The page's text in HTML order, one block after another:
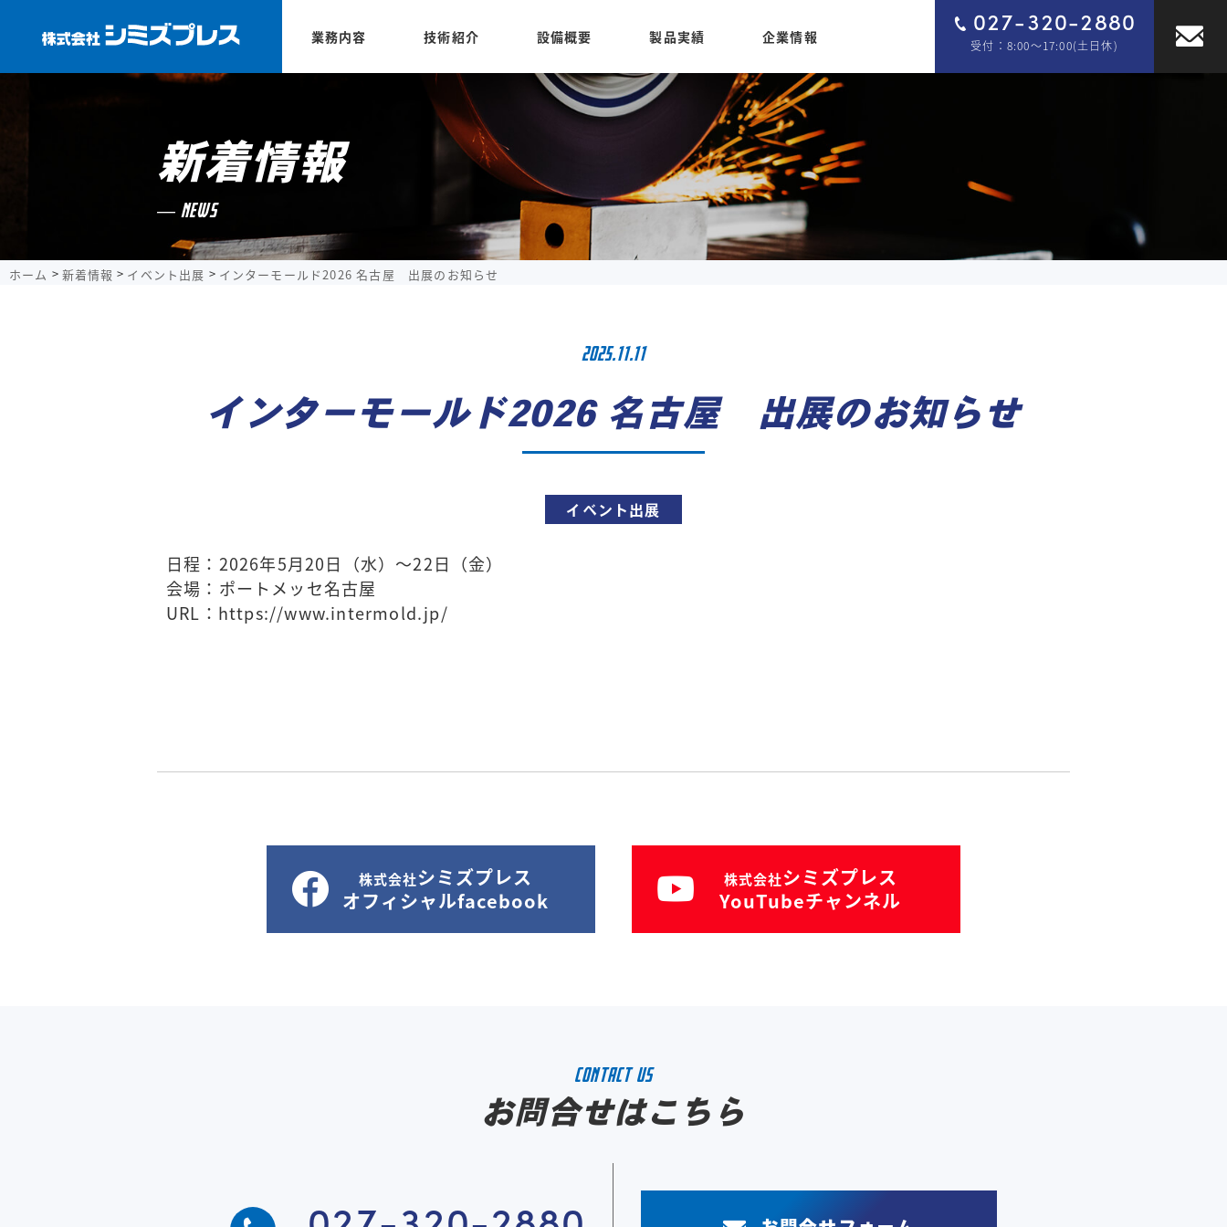
業務内容 技術紹介 設備概要 製品実績 企業情報
027-320-2880
受付：8:00～17:00(土日休)
新着情報
NEWS
ホーム 新着情報 イベント出展 インターモールド2026 名古屋 出展のお知らせ
2025.11.11
インターモールド2026 名古屋 出展のお知らせ
イベント出展
日程：2026年5月20日（水）～22日（金）
会場：ポートメッセ名古屋
URL： https://www.intermold.jp/
株式会社シミズプレス
オフィシャルfacebook
株式会社シミズプレス
YouTubeチャンネル
CONTACT US
お問合せはこちら